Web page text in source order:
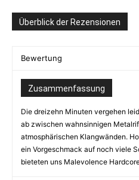
Überblick der Rezensionen
Bewertung
Zusammenfassung
Die dreizehn Minuten vergehen
ab zwischen wahnsinnigen
atmosphärischen Klangwänden.
ein Vorgeschmack auf noch viele
bieteten uns Malevolence